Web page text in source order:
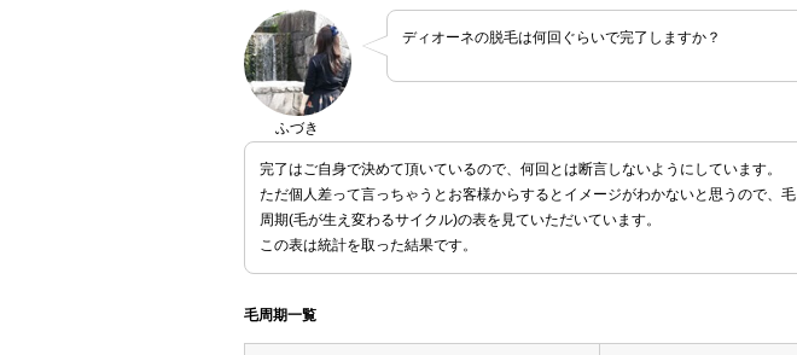
ふづき
ディオーネの脱毛は何回ぐらいで完了しますか？
完了はご自身で決めて頂いているので、何回とは断言しないようにしています。
ただ個人差って言っちゃうとお客様からするとイメージがわかないと思うので、毛
周期(毛が生え変わるサイクル)の表を見ていただいています。
この表は統計を取った結果です。
毛周期一覧